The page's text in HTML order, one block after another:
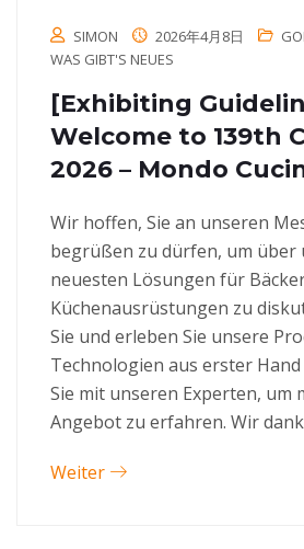
SIMON 2026年4月8日
WAS GIBT'S NEUES
[Exhibiting
Welcome to 139th
2026 – Mondo
Wir hoffen, Sie an unseren
begrüßen zu dürfen, um über
neuesten Lösungen für
Küchenausrüstungen zu
Sie und erleben Sie unsere
Technologien aus erster
Sie mit unseren Experten, um
Angebot zu erfahren. Wir
Weiter